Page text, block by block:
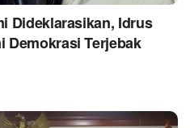
Dideklarasikan, Idrus
Demokrasi Terjebak